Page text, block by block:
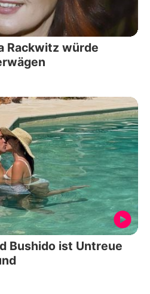
Rackwitz würde
Bushido ist Untreue